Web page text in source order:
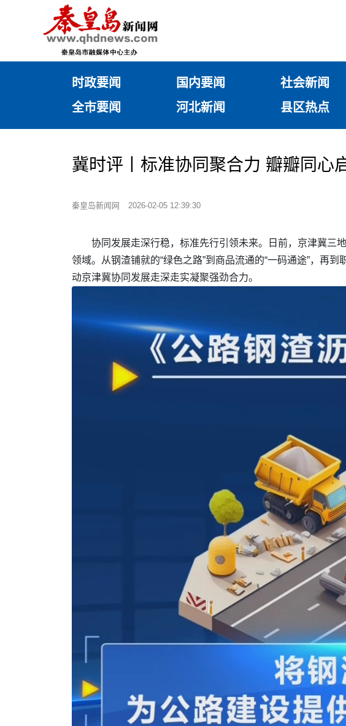
时政要闻 国内要闻 社会新闻
全市要闻
河北新闻 县区热点
冀时评丨标准协同聚合力 瓣瓣同心
秦皇岛新闻网 2026-02-05 12:39:30
协同发展走深行稳，标准先行引领未来。日前，京津冀三
领域。从钢渣铺就的“绿色之路”到商品流通的“一码通途”，再
动京津冀协同发展走深走实凝聚强劲合力。